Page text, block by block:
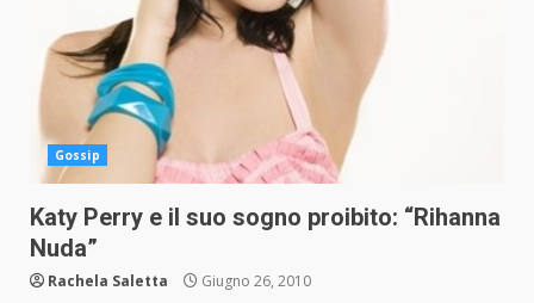
Gossip
Katy Perry e il suo sogno proibito: “Rihanna
Nuda”
Rachela Saletta Giugno 26, 2010